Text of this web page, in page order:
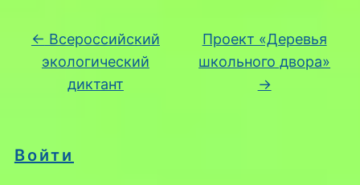
Войти
← Всероссийский
экологический
диктант
Проект «Деревья
школьного двора»
→